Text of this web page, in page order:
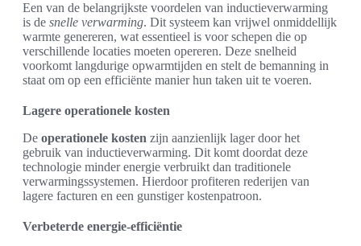
Een van de belangrijkste voordelen van inductieverwarming
is de snelle verwarming. Dit systeem kan vrijwel onmiddellijk
warmte genereren, wat essentieel is voor schepen die op
verschillende locaties moeten opereren. Deze snelheid
voorkomt langdurige opwarmtijden en stelt de bemanning in
staat om op een efficiënte manier hun taken uit te voeren.
Lagere operationele kosten
De operationele kosten zijn aanzienlijk lager door het
gebruik van inductieverwarming. Dit komt doordat deze
technologie minder energie verbruikt dan traditionele
verwarmingssystemen. Hierdoor profiteren rederijen van
lagere facturen en een gunstiger kostenpatroon.
Verbeterde energie-efficiëntie